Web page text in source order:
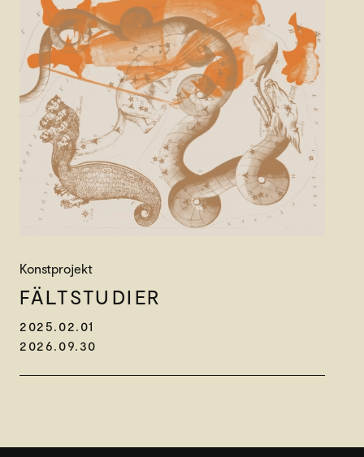
Konstprojekt
FÄLT­STUDIER
2025.02.01
2026.09.30